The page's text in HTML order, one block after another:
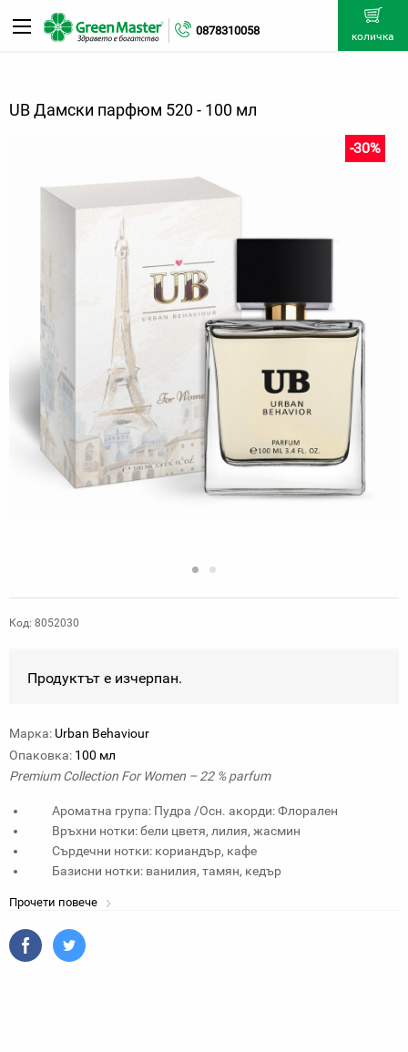
0878310058 количка
UB Дамски парфюм 520 - 100 мл
-30%
Код: 8052030
Продуктът е изчерпан.
Марка: Urban Behaviour
Опаковка: 100 мл
Premium Collection For Women – 22 % parfum
Ароматна група: Пудра /Осн. акорди: Флорален
Връхни нотки: бели цветя, лилия, жасмин
Сърдечни нотки: кориандър, кафе
Базисни нотки: ванилия, тамян, кедър
Прочети повече